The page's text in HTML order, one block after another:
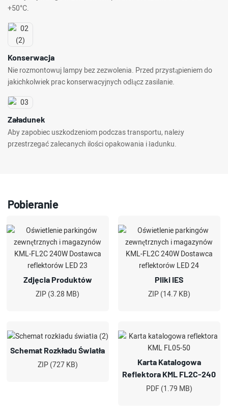
+50°C.
Konserwacja
Nie rozmontowuj lampy bez zezwolenia. Przed przystąpieniem do
jakichkolwiek prac konserwacyjnych odłącz zasilanie.
Załadunek
Aby zapobiec uszkodzeniom podczas transportu, należy
przestrzegać zalecanych ilości opakowania i ładunku.
Pobieranie
Zdjęcia Produktów
ZIP (3.28 MB)
Pliki IES
ZIP (14.7 KB)
Schemat Rozkładu Światła
ZIP (727 KB)
Karta Katalogowa
Reflektora KML FL2C-240
PDF (1.79 MB)